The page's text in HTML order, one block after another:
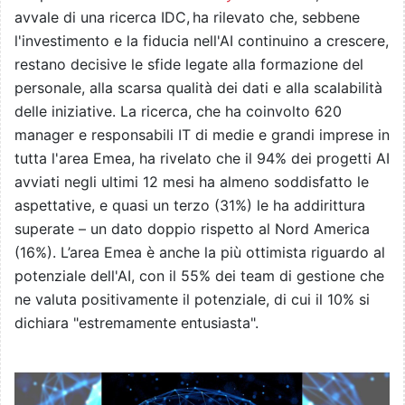
avvale di una ricerca IDC, ha rilevato che, sebbene
l'investimento e la fiducia nell'AI continuino a crescere,
restano decisive le sfide legate alla formazione del
personale, alla scarsa qualità dei dati e alla scalabilità
delle iniziative. La ricerca, che ha coinvolto 620
manager e responsabili IT di medie e grandi imprese in
tutta l'area Emea, ha rivelato che il 94% dei progetti AI
avviati negli ultimi 12 mesi ha almeno soddisfatto le
aspettative, e quasi un terzo (31%) le ha addirittura
superate – un dato doppio rispetto al Nord America
(16%). L’area Emea è anche la più ottimista riguardo al
potenziale dell'AI, con il 55% dei team di gestione che
ne valuta positivamente il potenziale, di cui il 10% si
dichiara "estremamente entusiasta".